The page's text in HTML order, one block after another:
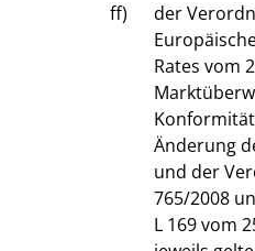
ff)
der
Rates vom
Änderung
und der
765/2008
L 169 vom